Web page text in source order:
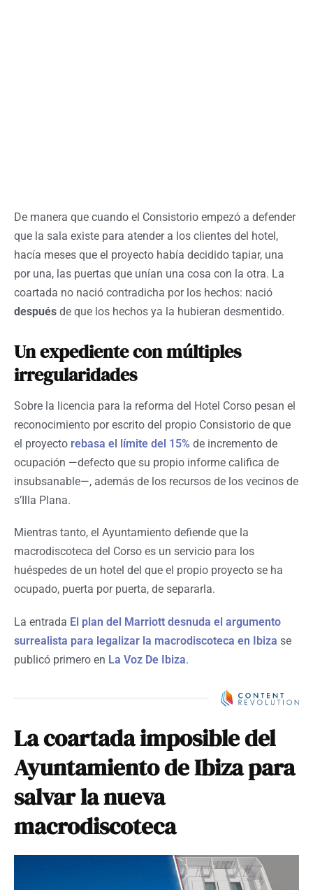
De manera que cuando el Consistorio empezó a defender
que la sala existe para atender a los clientes del hotel,
hacía meses que el proyecto había decidido tapiar, una
por una, las puertas que unían una cosa con la otra. La
coartada no nació contradicha por los hechos: nació
después de que los hechos ya la hubieran desmentido.
Un expediente con múltiples
irregularidades
Sobre la licencia para la reforma del Hotel Corso pesan el
reconocimiento por escrito del propio Consistorio de que
el proyecto rebasa el límite del 15% de incremento de
ocupación —defecto que su propio informe califica de
insubsanable—, además de los recursos de los vecinos de
s’Illa Plana.
Mientras tanto, el Ayuntamiento defiende que la
macrodiscoteca del Corso es un servicio para los
huéspedes de un hotel del que el propio proyecto se ha
ocupado, puerta por puerta, de separarla.
La entrada El plan del Marriott desnuda el argumento
surrealista para legalizar la macrodiscoteca en Ibiza se
publicó primero en La Voz De Ibiza.
La coartada imposible del
Ayuntamiento de Ibiza para
salvar la nueva
macrodiscoteca